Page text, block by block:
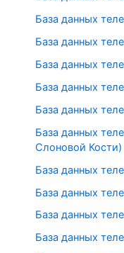
База данных
База данных
База данных
База данных
База данных
База данных
Слоновой Кости)
База данных
База данных
База данных
База данных